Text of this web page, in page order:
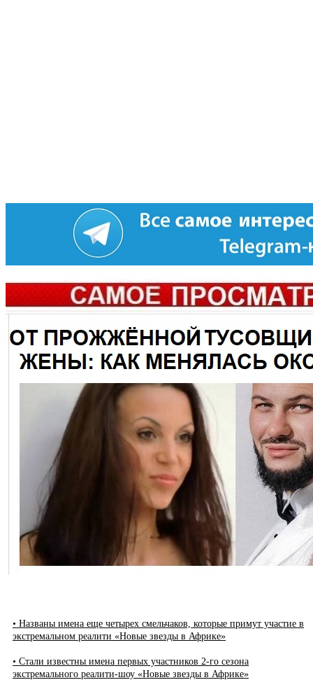
• Названы имена еще четырех смельчаков, которые примут участие в
экстремальном реалити «Новые звезды в Африке»
• Стали известны имена первых участников 2-го сезона
экстремального реалити-шоу «Новые звезды в Африке»